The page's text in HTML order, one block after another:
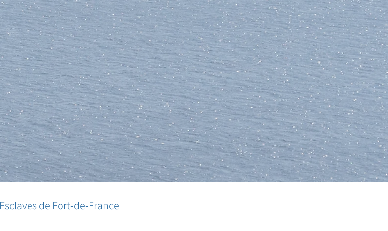
Esclaves de Fort-de-France